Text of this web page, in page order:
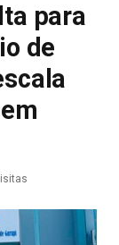
para
de